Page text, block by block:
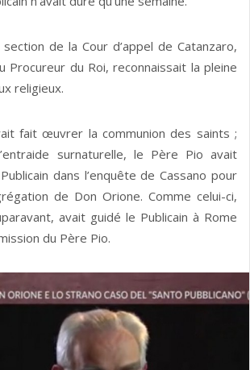
de la Cour d’appel de Catanzaro,
Procureur du Roi, reconnaissait la pleine
religieux.
fait œuvrer la communion des saints ;
surnaturelle, le Père Pio avait
dans l’enquête de Cassano pour
de Don Orione. Comme celui-ci,
avait guidé le Publicain à Rome
du Père Pio.